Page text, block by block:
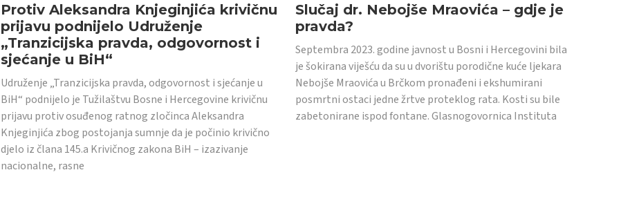
Protiv Aleksandra Knjeginjića krivičnu
prijavu podnijelo Udruženje
„Tranzicijska pravda, odgovornost i
sjećanje u BiH“
Udruženje „Tranzicijska pravda, odgovornost i sjećanje u
BiH“ podnijelo je Tužilaštvu Bosne i Hercegovine krivičnu
prijavu protiv osuđenog ratnog zločinca Aleksandra
Knjeginjića zbog postojanja sumnje da je počinio krivično
djelo iz člana 145.a Krivičnog zakona BiH – izazivanje
nacionalne, rasne
Slučaj dr. Nebojše Mraovića – gdje je
pravda?
Septembra 2023. godine javnost u Bosni i Hercegovini bila
je šokirana viješću da su u dvorištu porodične kuće ljekara
Nebojše Mraovića u Brčkom pronađeni i ekshumirani
posmrtni ostaci jedne žrtve proteklog rata. Kosti su bile
zabetonirane ispod fontane. Glasnogovornica Instituta